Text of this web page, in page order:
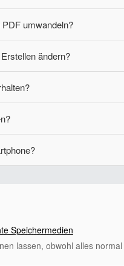
umwandeln?
ändern?
Speichermedien
lassen, obwohl alles